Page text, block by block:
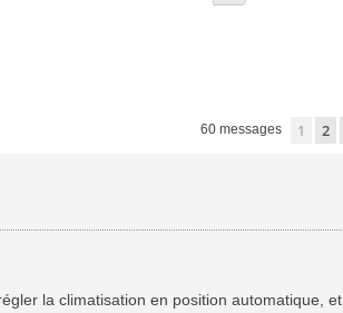
60 messages 1 2
la climatisation en position automatique, et